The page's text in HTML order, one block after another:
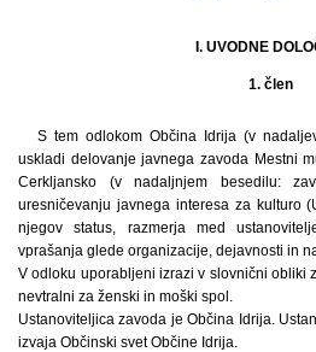
I. UVODNE
1. člen
S tem odlokom Občina Idrija (v
uskladi delovanje javnega zavoda Mestni
Cerkljansko (v nadaljnjem besedilu:
uresničevanju javnega interesa za kulturo
njegov status, razmerja med
vprašanja glede organizacije, dejavnosti in
V odloku uporabljeni izrazi v slovnični obliki
nevtralni za ženski in moški spol.
Ustanoviteljica zavoda je Občina Idrija.
izvaja Občinski svet Občine Idrija.